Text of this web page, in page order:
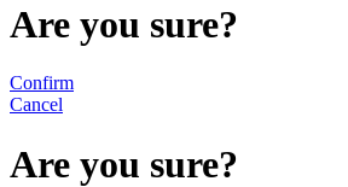
Are you sure?
Confirm
Cancel
Are you sure?